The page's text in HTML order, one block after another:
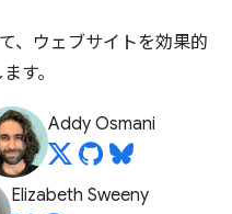
、ウェブサイトを効果的
す。
Addy Osmani
Elizabeth Sweeny